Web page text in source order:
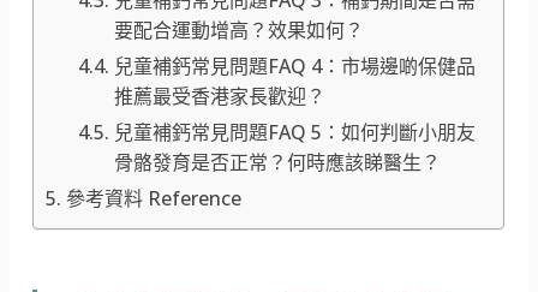
要配合運動增高？效果如何？
兒童補鈣常見問題FAQ 4：市場邊啲保健品
推薦最受香港家長歡迎？
兒童補鈣常見問題FAQ 5：如何判斷小朋友
骨骼發育是否正常？何時應該睇醫生？
參考資料 Reference